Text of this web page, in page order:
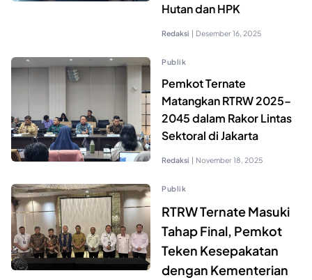
Hutan dan HPK
Redaksi | Desember 16, 2025
Publik
Pemkot Ternate
Matangkan RTRW 2025–
2045 dalam Rakor Lintas
Sektoral di Jakarta
Redaksi | November 18, 2025
Publik
RTRW Ternate Masuki
Tahap Final, Pemkot
Teken Kesepakatan
dengan Kementerian